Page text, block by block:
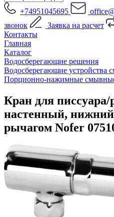
+74951045695
звонок
Заявка на расчет
Контакты
Главная
Каталог
Водосберегающие решения
Водосберегающие устройства
Порционно-нажимные смывные
Кран для
настенный,
рычагом Nofer